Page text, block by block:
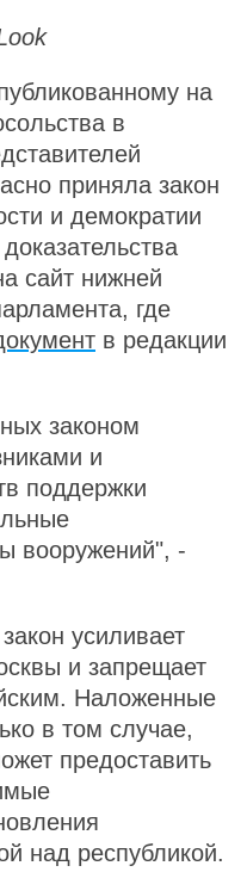
на
в
приняла закон
и демократии
сайт нижней
где
в редакции
законом
и
поддержки
вооружений", -
усиливает
и запрещает
Наложенные
в том случае,
предоставить
над республикой.